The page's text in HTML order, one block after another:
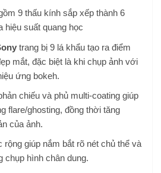
9 thấu kính sắp xếp thành 6
hiệu suất quang học
trang bị 9 lá khẩu tạo ra điểm
mắt, đặc biệt là khi chụp ảnh với
ứng bokeh.
chiếu và phủ multi-coating giúp
flare/ghosting, đồng thời tăng
của ảnh.
giúp nắm bắt rõ nét chủ thể và
chụp hình chân dung.